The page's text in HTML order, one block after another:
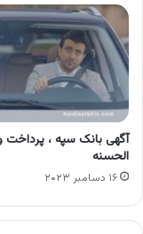
آگهی بانک سپه ،
الحسنه
۱۶ دسامبر ۲۰۲۳